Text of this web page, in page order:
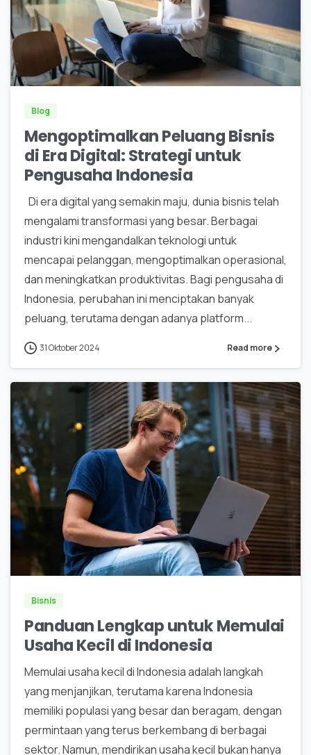
0
Blog
Mengoptimalkan Peluang Bisnis
di Era Digital: Strategi untuk
Pengusaha Indonesia
Di era digital yang semakin maju, dunia bisnis telah
mengalami transformasi yang besar. Berbagai
industri kini mengandalkan teknologi untuk
mencapai pelanggan, mengoptimalkan operasional,
dan meningkatkan produktivitas. Bagi pengusaha di
Indonesia, perubahan ini menciptakan banyak
peluang, terutama dengan adanya platform...
31 Oktober 2024 Read more
0
Bisnis
Panduan Lengkap untuk Memulai
Usaha Kecil di Indonesia
Memulai usaha kecil di Indonesia adalah langkah
yang menjanjikan, terutama karena Indonesia
memiliki populasi yang besar dan beragam, dengan
permintaan yang terus berkembang di berbagai
sektor. Namun, mendirikan usaha kecil bukan hanya